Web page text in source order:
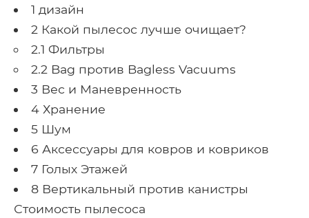
1 дизайн
2 Какой пылесос лучше очищает?
2.1 Фильтры
2.2 Bag против Bagless Vacuums
3 Вес и Маневренность
4 Хранение
5 Шум
6 Аксессуары для ковров и ковриков
7 Голых Этажей
8 Вертикальный против канистры
Стоимость пылесоса